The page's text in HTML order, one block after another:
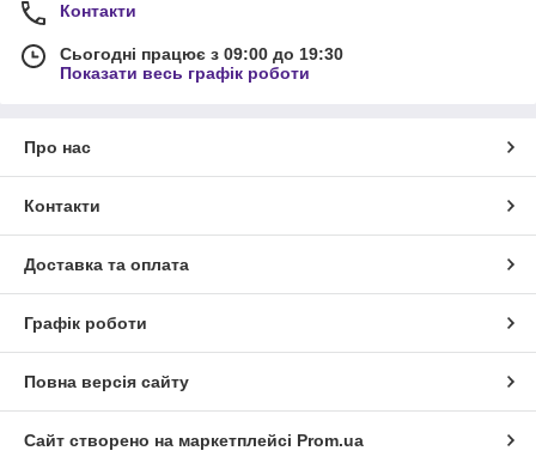
Контакти
Сьогодні працює з 09:00 до 19:30
Показати весь графік роботи
Про нас
Контакти
Доставка та оплата
Графік роботи
Повна версія сайту
Сайт створено на маркетплейсі Prom.ua